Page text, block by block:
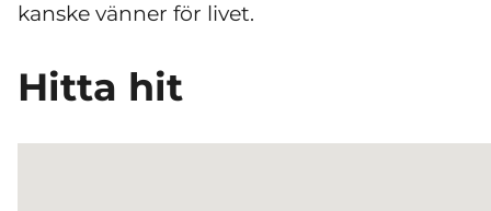
kanske vänner för livet.
Hitta hit